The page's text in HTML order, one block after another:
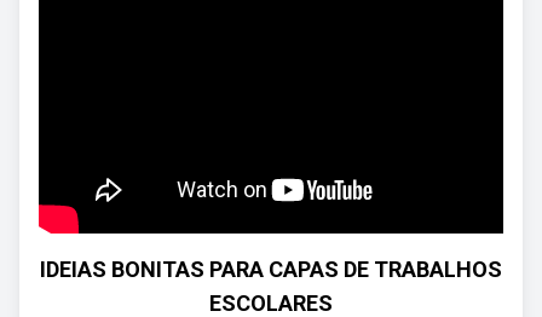
IDEIAS BONITAS PARA CAPAS DE TRABALHOS
ESCOLARES